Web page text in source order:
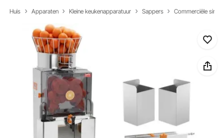
Huis Apparaten Kleine keukenapparatuur Sappers Commerciële